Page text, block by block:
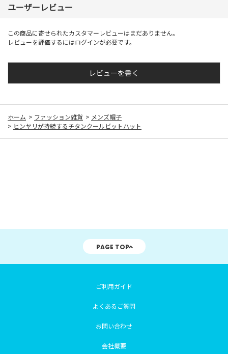
ユーザーレビュー
この商品に寄せられたカスタマーレビューはまだありません。
レビューを評価するにはログインが必要です。
レビューを書く
ホーム > ファッション雑貨 > メンズ帽子
> ヒンヤリが持続するチタンクールビットハット
PAGE TOP
ご利用ガイド
よくあるご質問
お問い合わせ
会社概要